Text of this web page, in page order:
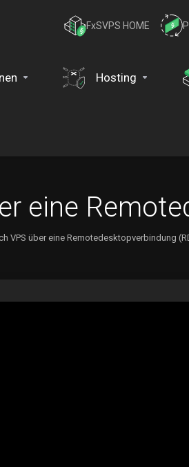
FxSVPS HOME
Hosting
eine
VPS über eine Remotedesktopverbindung